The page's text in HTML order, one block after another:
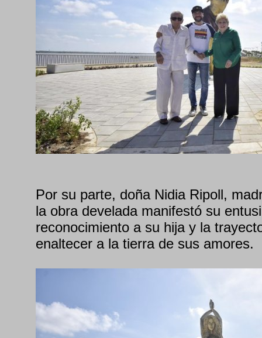
Por su parte, doña Nidia Ripoll,
la obra develada manifestó su
reconocimiento a su hija y la
enaltecer a la tierra de sus amores.